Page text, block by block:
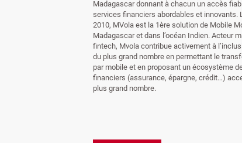
Madagascar donnant à chacun un accès
services financiers abordables et innovants.
2010, MVola est la 1ère solution de Mobile
Madagascar et dans l’océan Indien. Acteur
fintech, Mvola contribue activement à
du plus grand nombre en permettant le
par mobile et en proposant un écosystème
financiers (assurance, épargne, crédit…)
plus grand nombre.